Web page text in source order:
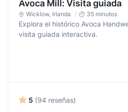
Avoca Mill: Visita guiada
Wicklow, Irlanda 35 minutos
Explora el histórico Avoca
visita guiada interactiva.
5 (94 reseñas)